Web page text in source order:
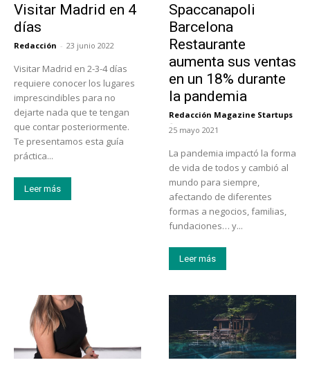
Visitar Madrid en 4
días
Redacción - 23 junio 2022
Visitar Madrid en 2-3-4 días
requiere conocer los lugares
imprescindibles para no
dejarte nada que te tengan
que contar posteriormente.
Te presentamos esta guía
práctica...
Leer más
Spaccanapoli
Barcelona
Restaurante
aumenta sus ventas
en un 18% durante
la pandemia
Redacción Magazine Startups
-
25 mayo 2021
La pandemia impactó la forma
de vida de todos y cambió al
mundo para siempre,
afectando de diferentes
formas a negocios, familias,
fundaciones… y...
Leer más